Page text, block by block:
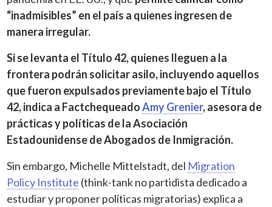
“inadmisibles” en el país a quienes ingresen de
manera irregular.
Si se levanta el Título 42, quienes lleguen a la
frontera podrán solicitar asilo, incluyendo aquellos
que fueron expulsados previamente bajo el Título
42, indica a FactchequeadoAmy Grenier, asesora de
prácticas y políticas de la Asociación
Estadounidense de Abogados de Inmigración.
Sin embargo, Michelle Mittelstadt, del Migration
Policy Institute (think-tank no partidista dedicado a
estudiar y proponer políticas migratorias) explica a